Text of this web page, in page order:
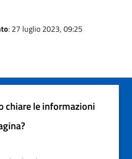
: 27 luglio 2023, 09:25
chiare le informazioni